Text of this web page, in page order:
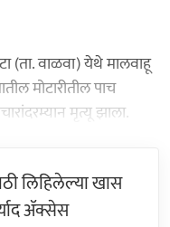
(ता. वाळवा) येथे मालवाहू
मोटारीतील पाच
मृत्यू झाला.
लिहिलेल्या खास
ॲक्सेस